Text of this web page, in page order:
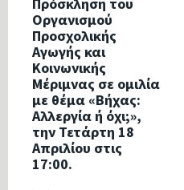
Πρόσκληση του
Οργανισμού
Προσχολικής
Αγωγής και
Κοινωνικής
Μέριμνας σε ομιλία
με θέμα «Βήχας:
Αλλεργία ή όχι;»,
την Τετάρτη 18
Απριλίου στις
17:00.